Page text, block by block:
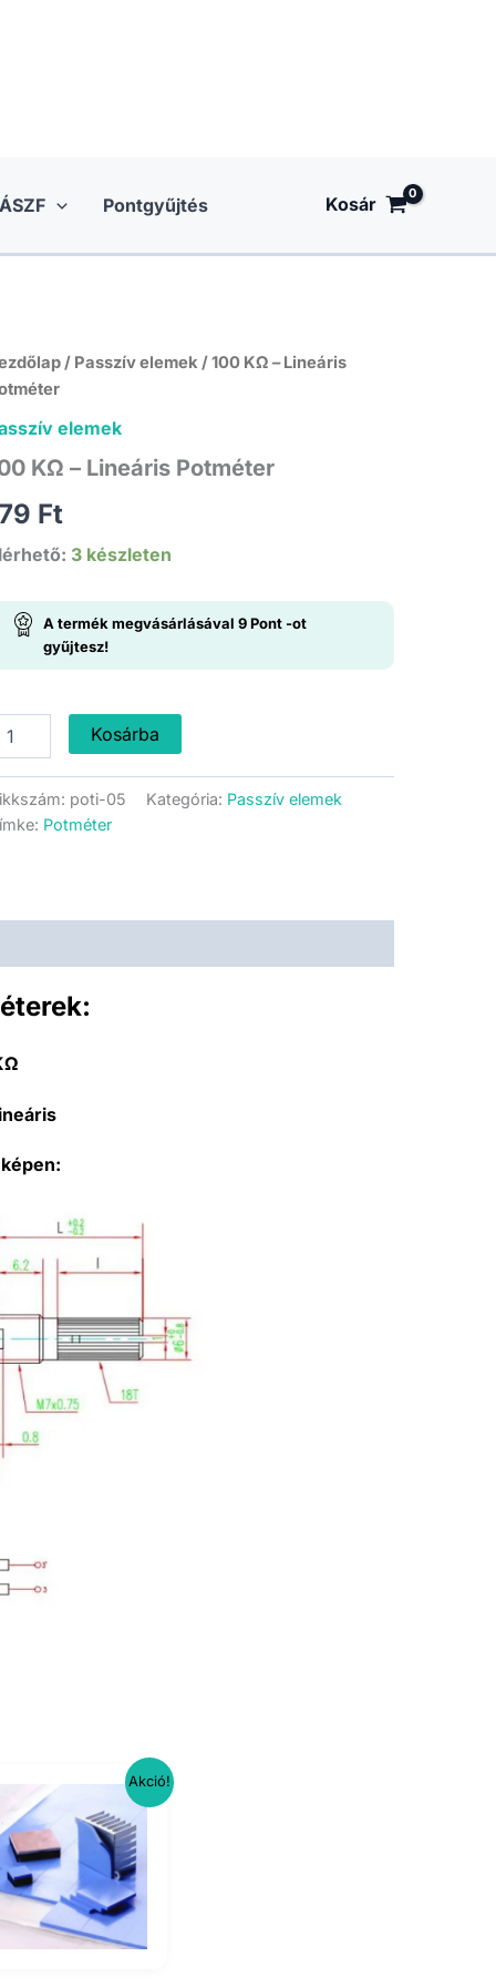
ÁSZF Pontgyűjtés Kosár
/ Passzív elemek / 100 KΩ – Lineáris
elemek
KΩ – Lineáris Potméter
Ft
3 készleten
A termék megvásárlásával 9Pont-ot
gyűjtesz!
Kosárba
poti-05 Kategória: Passzív elemek
Potméter
Akció!